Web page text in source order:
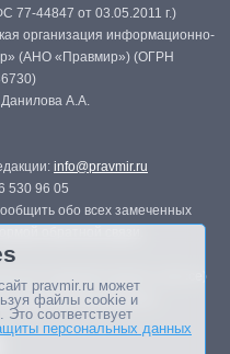
77-44847 от 03.05.2011 г.)
организация информационно-
(АНО «Правмир») (ОГРН
А.А.
info@pravmir.ru
530 96 05
обо всех замеченных
изданиях (книгах, прессе)
разрешения редакции.
pravmir.ru может
файлы cookie и
соответствует
персональных данных